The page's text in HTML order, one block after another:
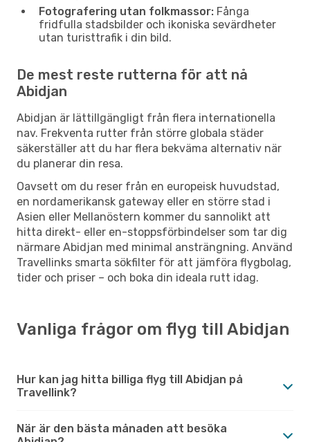
Fotografering utan folkmassor: Fånga
fridfulla stadsbilder och ikoniska sevärdheter
utan turisttrafik i din bild.
De mest reste rutterna för att nå
Abidjan
Abidjan är lättillgängligt från flera internationella
nav. Frekventa rutter från större globala städer
säkerställer att du har flera bekväma alternativ när
du planerar din resa.
Oavsett om du reser från en europeisk huvudstad,
en nordamerikansk gateway eller en större stad i
Asien eller Mellanöstern kommer du sannolikt att
hitta direkt- eller en-stoppsförbindelser som tar dig
närmare Abidjan med minimal ansträngning. Använd
Travellinks smarta sökfilter för att jämföra flygbolag,
tider och priser – och boka din ideala rutt idag.
Vanliga frågor om flyg till Abidjan
Hur kan jag hitta billiga flyg till Abidjan på
Travellink?
När är den bästa månaden att besöka